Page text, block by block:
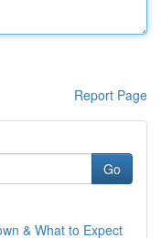
Report Page
Go
& What to Expect